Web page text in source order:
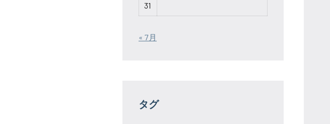
31
« 7月
タグ